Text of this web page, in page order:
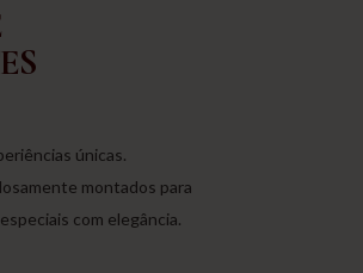
únicas.
montados para
com elegância.